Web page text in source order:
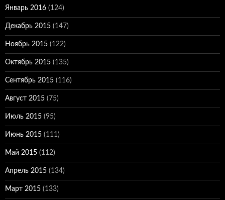
Январь 2016 (124)
Декабрь 2015 (147)
Ноябрь 2015 (122)
Октябрь 2015 (135)
Сентябрь 2015 (116)
Август 2015 (75)
Июль 2015 (95)
Июнь 2015 (111)
Май 2015 (112)
Апрель 2015 (134)
Март 2015 (133)